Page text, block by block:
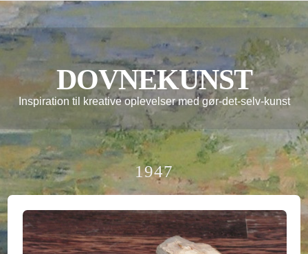
DOVNEKUNST
Inspiration til kreative oplevelser med gør-det-selv-kunst
1947